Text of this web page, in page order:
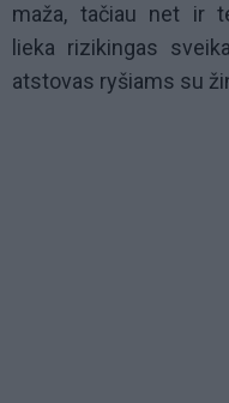
maža, tačiau net ir
lieka rizikingas
atstovas ryšiams su